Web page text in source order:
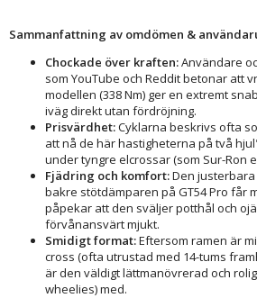
Sammanfattning av omdömen &
Chockade över kraften:Användare
som YouTube och Reddit betonar att
modellen (338 Nm) ger en extremt
iväg direkt utan fördröjning.
Prisvärdhet:Cyklarna beskrivs ofta
att nå de här hastigheterna på två
under tyngre elcrossar (som Sur-Ron
Fjädring och komfort:Den
bakre stötdämparen på GT54 Pro får
påpekar att den sväljer potthål och
förvånansvärt mjukt.
Smidigt format:Eftersom ramen är
cross (ofta utrustad med 14-tums
är den väldigt lättmanövrerad och
wheelies) med.